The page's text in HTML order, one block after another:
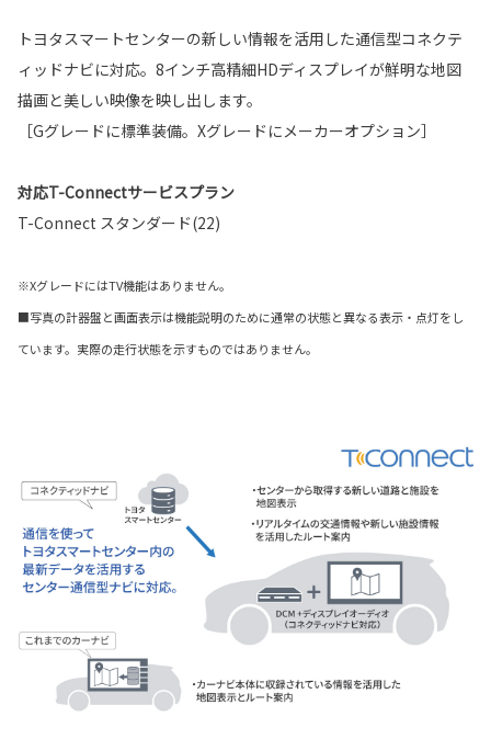
トヨタスマートセンターの新しい情報を活用した通信型コネクテ
ィッドナビに対応。8インチ高精細HDディスプレイが鮮明な地図
描画と美しい映像を映し出します。
［Gグレードに標準装備。Xグレードにメーカーオプション］
対応T-Connectサービスプラン
T-Connect スタンダード(22)
※XグレードにはTV機能はありません。
■写真の計器盤と画面表示は機能説明のために通常の状態と異なる表示・点灯をし
ています。実際の走行状態を示すものではありません。